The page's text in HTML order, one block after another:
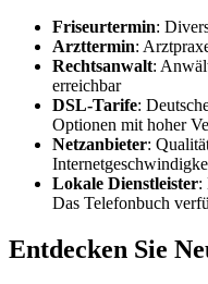
Friseurtermin:
Arzttermin:
Rechtsanwalt:
erreichbar
DSL-Tarife:
Optionen mit hoher
Netzanbieter:
Lokale Dienstleister:
Das Telefonbuch
Entdecken Sie